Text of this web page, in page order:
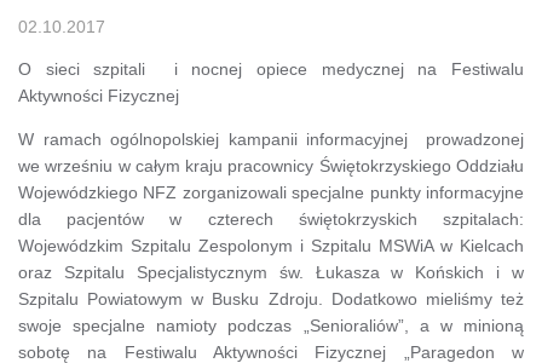
02.10.2017
O sieci szpitali i nocnej opiece medycznej na Festiwalu
Aktywności Fizycznej
W ramach ogólnopolskiej kampanii informacyjnej prowadzonej
we wrześniu w całym kraju pracownicy Świętokrzyskiego Oddziału
Wojewódzkiego NFZ zorganizowali specjalne punkty informacyjne
dla pacjentów w czterech świętokrzyskich szpitalach:
Wojewódzkim Szpitalu Zespolonym i Szpitalu MSWiA w Kielcach
oraz Szpitalu Specjalistycznym św. Łukasza w Końskich i w
Szpitalu Powiatowym w Busku Zdroju. Dodatkowo mieliśmy też
swoje specjalne namioty podczas „Senioraliów”, a w minioną
sobotę na Festiwalu Aktywności Fizycznej „Paragedon w